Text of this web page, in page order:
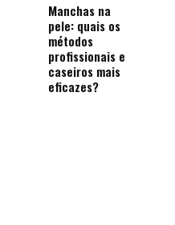
Manchas na
pele: quais os
métodos
profissionais e
caseiros mais
eficazes?